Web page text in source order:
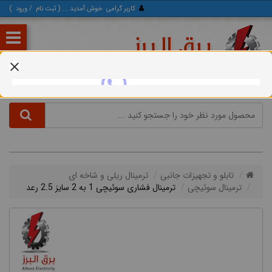
کاربر گرامی خوش آمدید ... ( ثبت‌ نام /ورود )
تابلو و تجهیزات جانبی
ترمینال ریلی و شاخه ای
ترمینال سوئیچی
ترمینال فشاری سوئیچی 1 به 2 سایز 2.5 رعد